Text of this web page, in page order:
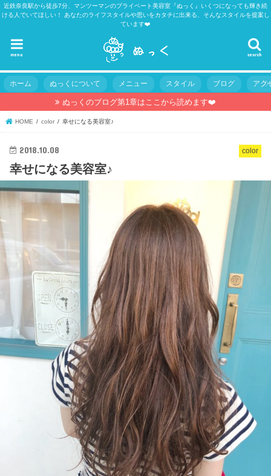
近鉄奈良駅から徒歩7分、マンツーマンのプライベート美容室『ぬっく』いくつになっても輝き続
ける人でいてほしい！ あなたのライフスタイルや思いをカタチに出来る、そんなスタイルを提案し
ています❤️
search
menu
ホーム ぬっくについて メニュー スタイル ブログ アク
ぬっくのブログ第1章はここから読めます❤️
HOME color 幸せになる美容室♪
color
2018.10.08
幸せになる美容室♪